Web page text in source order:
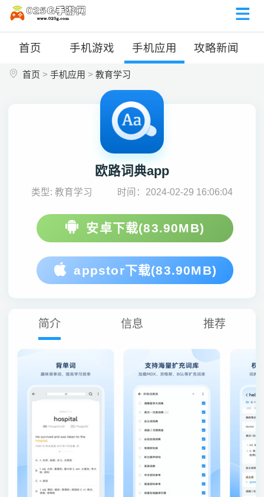
首页 手机游戏 手机应用 攻略新闻
首页 > 手机应用 > 教育学习
欧路词典app
类型: 教育学习 时间：2024-02-29 16:06:04
安卓下载(83.90MB)
appstor下载(83.90MB)
简介 信息 推荐